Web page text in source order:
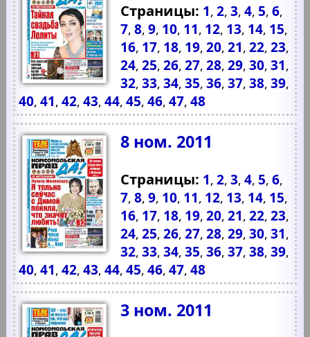
Страницы: 1,2,3,4, 5,6,
7,8,9, 10, 11, 12, 13, 14, 15,
16, 17, 18, 19,20,21,22,23,
24,25,26,27,28,29,30,31,
32,33,34,35,36,37,38,39,
40,41,42,43,44,45,46,47,48
8 ном. 2011
Страницы: 1,2,3,4, 5,6,
7,8,9, 10, 11, 12, 13, 14, 15,
16, 17, 18, 19,20,21,22,23,
24,25,26,27,28,29,30,31,
32,33,34,35,36,37,38,39,
40,41,42,43,44,45,46,47,48
3 ном. 2011